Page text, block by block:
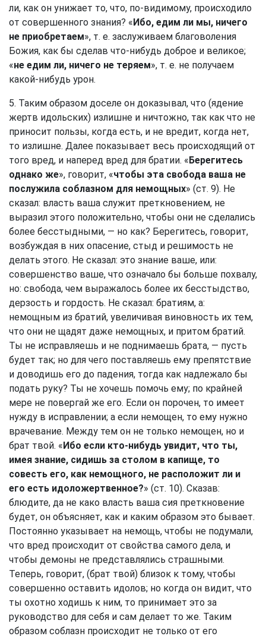
ли, как он унижает то, что, по-видимому, происходило
от совершенного знания? «Ибо, едим ли мы, ничего
не приобретаем», т. е. заслуживаем благоволения
Божия, как бы сделав что-нибудь доброе и великое;
«не едим ли, ничего не теряем», т. е. не получаем
какой-нибудь урон.
5. Таким образом доселе он доказывал, что (ядение
жертв идольских) излишне и ничтожно, так как что не
приносит пользы, когда есть, и не вредит, когда нет,
то излишне. Далее показывает весь происходящий от
того вред, и наперед вред для братии. «Берегитесь
однако же», говорит, «чтобы эта свобода ваша не
послужила соблазном для немощных» (ст. 9). Не
сказал: власть ваша служит преткновением, не
выразил этого положительно, чтобы они не сделались
более бесстыдными, — но как? Берегитесь, говорит,
возбуждая в них опасение, стыд и решимость не
делать этого. Не сказал: это знание ваше, или:
совершенство ваше, что означало бы больше похвалу,
но: свобода, чем выражалось более их бесстыдство,
дерзость и гордость. Не сказал: братиям, а:
немощным из братий, увеличивая виновность их тем,
что они не щадят даже немощных, и притом братий.
Ты не исправляешь и не поднимаешь брата, — пусть
будет так; но для чего поставляешь ему препятствие
и доводишь его до падения, тогда как надлежало бы
подать руку? Ты не хочешь помочь ему; по крайней
мере не повергай же его. Если он порочен, то имеет
нужду в исправлении; а если немощен, то ему нужно
врачевание. Между тем он не только немощен, но и
брат твой. «Ибо если кто-нибудь увидит, что ты,
имея знание, сидишь за столом в капище, то
совесть его, как немощного, не расположит ли и
его есть идоложертвенное?» (ст. 10). Сказав:
блюдите, да не како власть ваша сия преткновение
будет, он объясняет, как и каким образом это бывает.
Постоянно указывает на немощь, чтобы не подумали,
что вред происходит от свойства самого дела, и
чтобы демоны не представлялись страшными.
Теперь, говорит, (брат твой) близок к тому, чтобы
совершенно оставить идолов; но когда он видит, что
ты охотно ходишь к ним, то принимает это за
руководство для себя и сам делает то же. Таким
образом соблазн происходит не только от его